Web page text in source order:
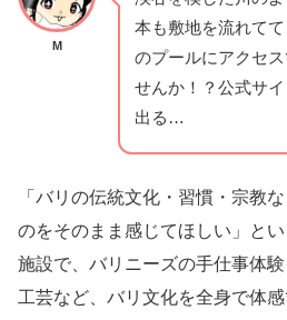
M
本も敷地を流れて
のプールにアクセ
せんか！？公式サ
出る…
「バリの伝統文化・習慣・宗教
のをそのまま感じてほしい」と
施設で、バリニーズの手仕事体
工芸など、バリ文化を全身で体